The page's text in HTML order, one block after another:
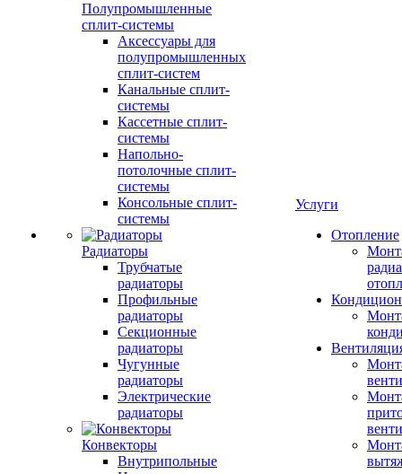
Полупромышленные
сплит-системы
Аксессуары для
полупромышленных
сплит-систем
Канальные сплит-
системы
Кассетные сплит-
системы
Напольно-
потолочные сплит-
системы
Консольные сплит-
системы
Радиаторы
Трубчатые
радиаторы
Профильные
радиаторы
Секционные
радиаторы
Чугунные
радиаторы
Электрические
радиаторы
Конвекторы
Внутрипольные
Услуги
Отопление